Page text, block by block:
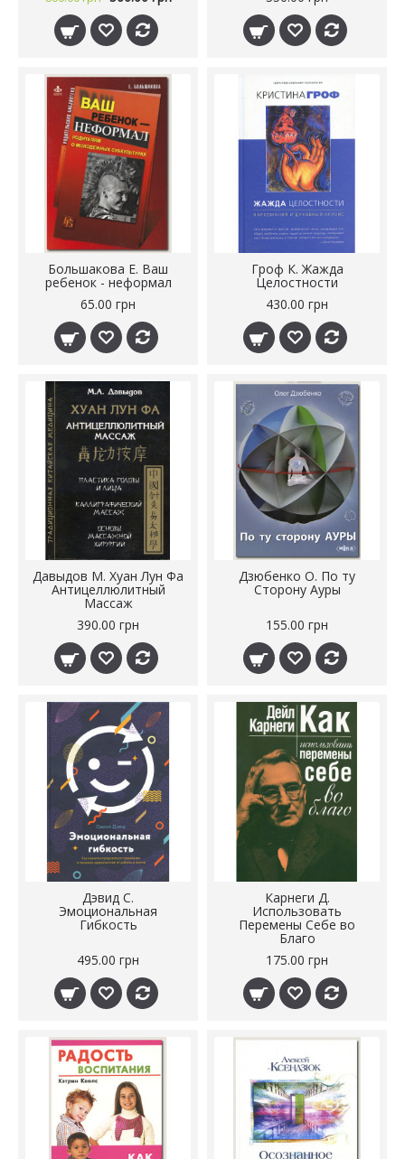
Большакова Е. Ваш
ребенок - неформал
65.00 грн
Гроф К. Жажда
Целостности
430.00 грн
Давыдов М. Хуан Лун Фа
Антицеллюлитный
Массаж
390.00 грн
Дзюбенко О. По ту
Сторону Ауры
155.00 грн
Дэвид С.
Эмоциональная
Гибкость
495.00 грн
Карнеги Д.
Использовать
Перемены Себе во
Благо
175.00 грн